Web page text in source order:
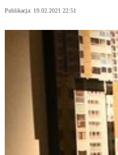
Publikacja: 19.02.2021 22:51